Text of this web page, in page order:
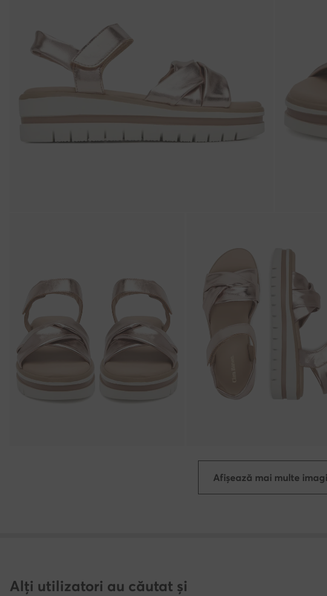
Afișează mai multe
Alți utilizatori au căutat și